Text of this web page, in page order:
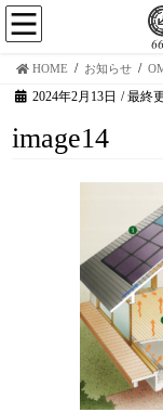
HOME お知らせ
2024年2月13日 / 最終
image14